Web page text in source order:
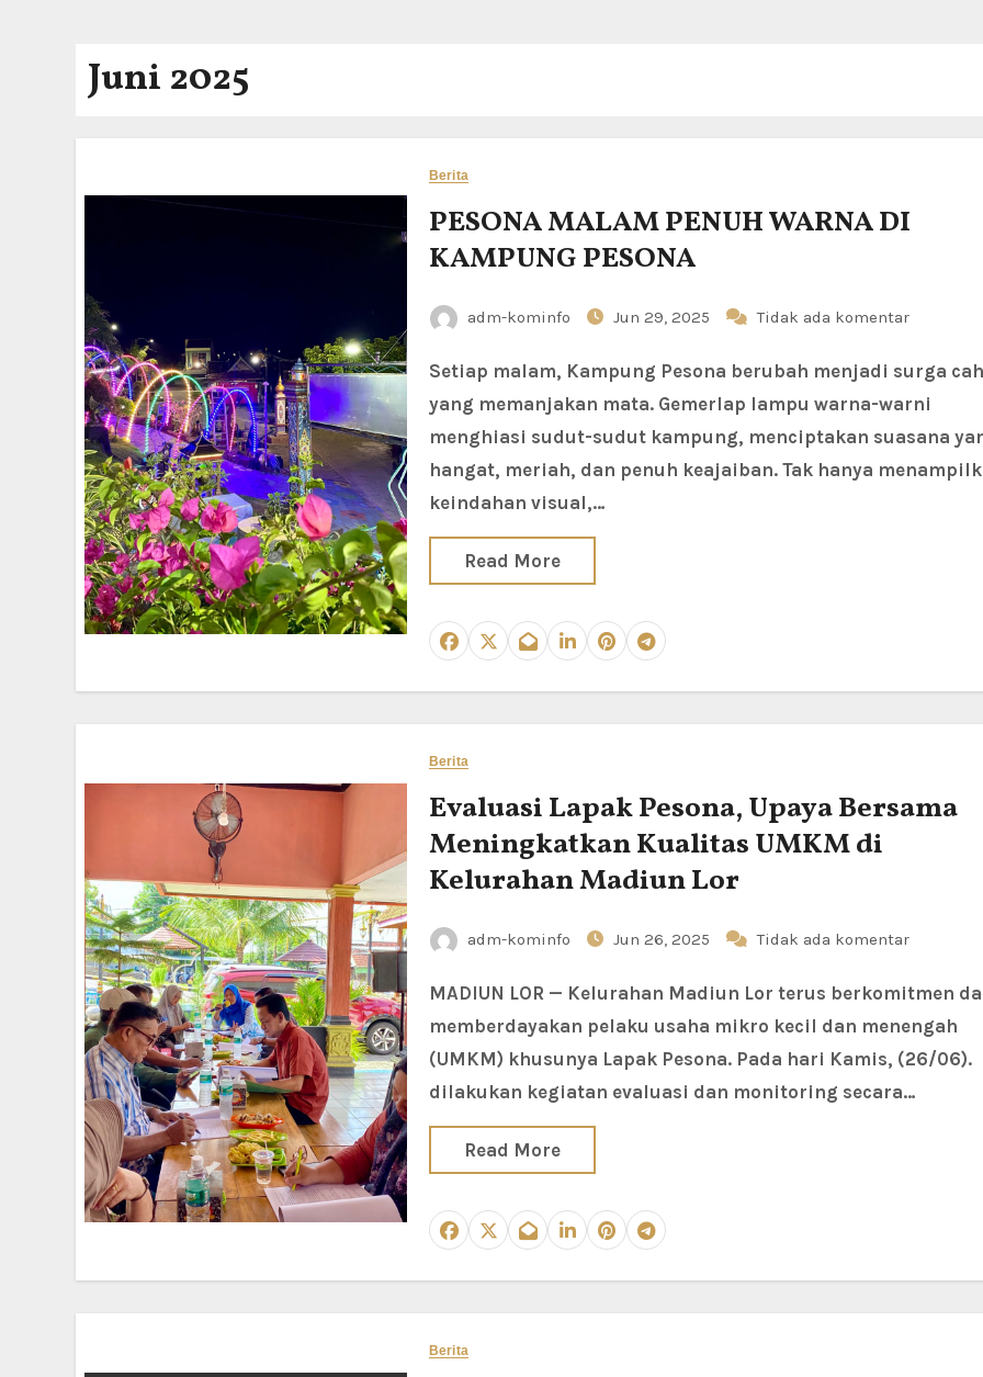
Juni 2025
Berita
PESONA MALAM PENUH WARNA DI
KAMPUNG PESONA
adm-kominfo Jun 29, 2025 Tidak ada komentar
Setiap malam, Kampung Pesona berubah menjadi surga cahaya
yang memanjakan mata. Gemerlap lampu warna-warni
menghiasi sudut-sudut kampung, menciptakan suasana
hangat, meriah, dan penuh keajaiban. Tak hanya
keindahan visual,…
Read More
Berita
Evaluasi Lapak Pesona, Upaya Bersama
Meningkatkan Kualitas UMKM di
Kelurahan Madiun Lor
adm-kominfo Jun 26, 2025 Tidak ada komentar
MADIUN LOR — Kelurahan Madiun Lor terus berkomitmen dalam
memberdayakan pelaku usaha mikro kecil dan menengah
(UMKM) khusunya Lapak Pesona. Pada hari Kamis, (26/06).
dilakukan kegiatan evaluasi dan monitoring secara…
Read More
Berita